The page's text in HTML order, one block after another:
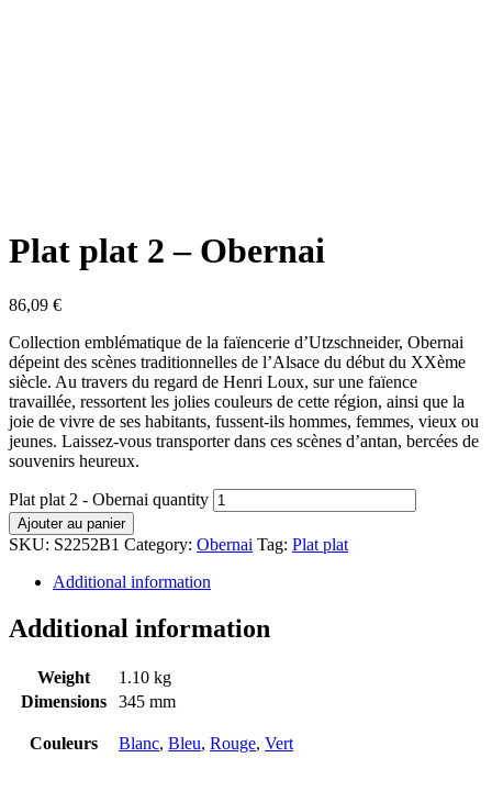
Plat plat 2 – Obernai
86,09 €
Collection emblématique de la faïencerie d’Utzschneider, Obernai
dépeint des scènes traditionnelles de l’Alsace du début du XXème
siècle. Au travers du regard de Henri Loux, sur une faïence
travaillée, ressortent les jolies couleurs de cette région, ainsi que la
joie de vivre de ses habitants, fussent-ils hommes, femmes, vieux ou
jeunes. Laissez-vous transporter dans ces scènes d’antan, bercées de
souvenirs heureux.
Plat plat 2 - Obernai quantity
Ajouter au panier
SKU: S2252B1 Category: Obernai Tag: Plat plat
Additional information
Additional information
Weight
1.10 kg
Dimensions
345 mm
Couleurs Blanc, Bleu, Rouge, Vert